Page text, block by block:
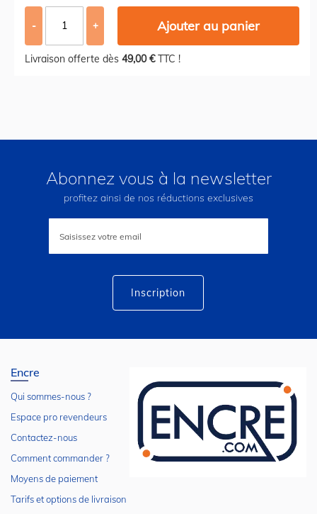
- + Ajouter au panier
Livraison offerte dès 49,00 €TTC !
Abonnez vous à la newsletter
profitez ainsi de nos réductions exclusives
lettre
Inscription
Encre
Qui sommes-nous ?
Espace pro revendeurs
Contactez-nous
Comment commander ?
Moyens de paiement
Tarifs et options de livraison